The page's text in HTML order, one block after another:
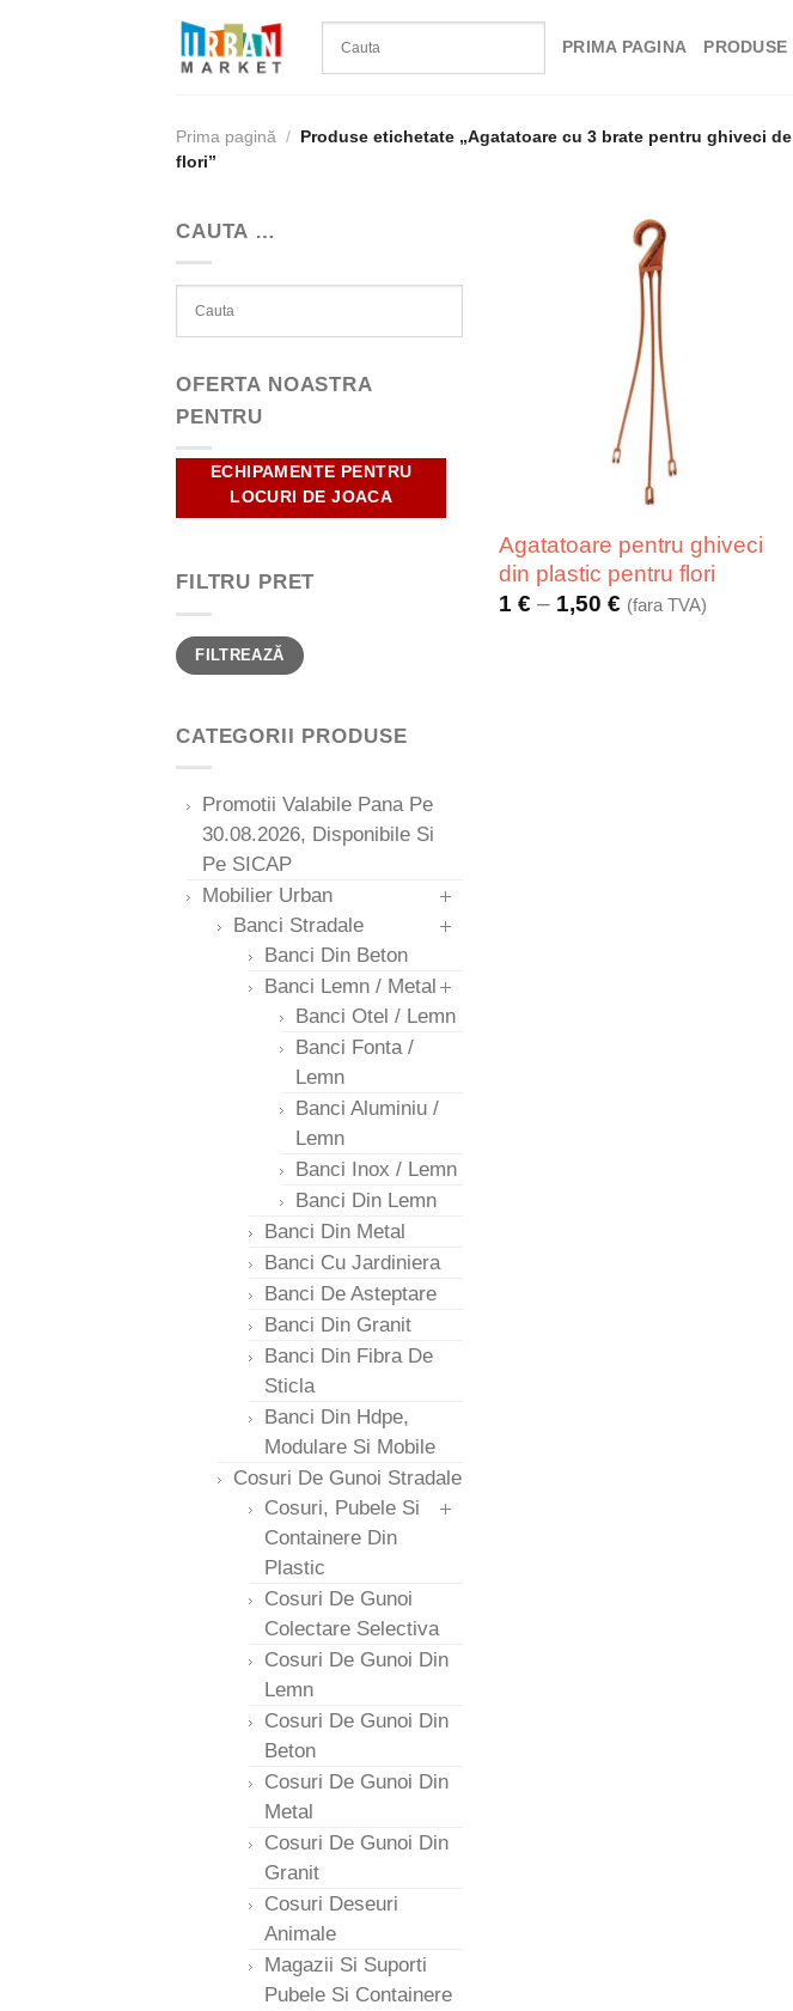
PRIMA PAGINA PRODUSE
Prima pagină / Produse etichetate „Agatatoare cu 3 brate pentru ghiveci de
flori”
CAUTA …
OFERTA NOASTRA
PENTRU
ECHIPAMENTE PENTRU
LOCURI DE JOACA
FILTRU PRET
Preț
minim
Preț
maxim
FILTREAZĂ
CATEGORII PRODUSE
Promotii Valabile Pana Pe
30.08.2026, Disponibile Si
Pe SICAP
Mobilier Urban
Banci Stradale
Banci Din Beton
Banci Lemn / Metal
Banci Otel / Lemn
Banci Fonta /
Lemn
Banci Aluminiu /
Lemn
Banci Inox / Lemn
Banci Din Lemn
Banci Din Metal
Banci Cu Jardiniera
Banci De Asteptare
Banci Din Granit
Banci Din Fibra De
Sticla
Banci Din Hdpe,
Modulare Si Mobile
Cosuri De Gunoi Stradale
Cosuri, Pubele Si
Containere Din
Plastic
Cosuri De Gunoi
Colectare Selectiva
Cosuri De Gunoi Din
Lemn
Cosuri De Gunoi Din
Beton
Cosuri De Gunoi Din
Metal
Cosuri De Gunoi Din
Granit
Cosuri Deseuri
Animale
Magazii Si Suporti
Pubele Si Containere
Agatatoare pentru ghiveci
din plastic pentru flori
1 € – 1,50 €Interval
(fara TVA)